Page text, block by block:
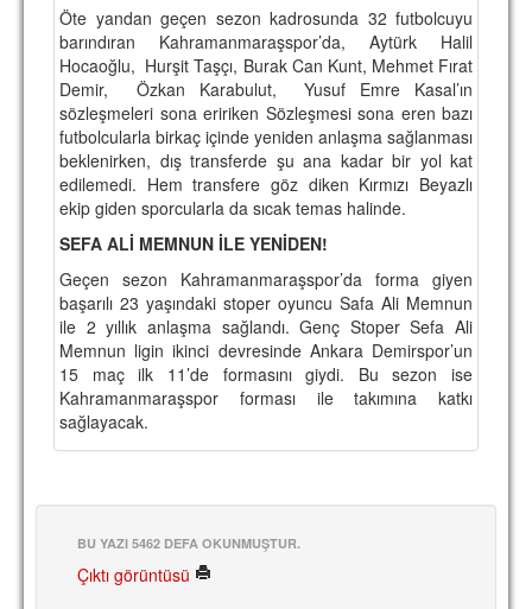
SPONSORLAR
TARİHÇE
TARİHİ BAŞARILAR
BASINDAN
KUPA MAÇLARI
ESKi BAŞKANLAR
ESKİ HOCALAR
HAKKIMIZDA
MİSYON
HAKKIMIZDA
REKLAM YAYINI
Öte yandan geçen sezon kadrosunda 32 futbolcuyu
barındıran Kahramanmaraşspor’da, Aytürk Halil
Hocaoğlu, Hurşit Taşçı, Burak Can Kunt, Mehmet Fırat
Demir, Özkan Karabulut, Yusuf Emre Kasal’ın
sözleşmeleri sona eririken Sözleşmesi sona eren bazı
futbolcularla birkaç içinde yeniden anlaşma sağlanması
beklenirken, dış transferde şu ana kadar bir yol kat
edilemedi. Hem transfere göz diken Kırmızı Beyazlı
ekip giden sporcularla da sıcak temas halinde.
SEFA ALİ MEMNUN İLE YENİDEN!
Geçen sezon Kahramanmaraşspor’da forma giyen
başarılı 23 yaşındaki stoper oyuncu Safa Ali Memnun
ile 2 yıllık anlaşma sağlandı. Genç Stoper Sefa Ali
Memnun ligin ikinci devresinde Ankara Demirspor’un
15 maç ilk 11’de formasını giydi. Bu sezon ise
Kahramanmaraşspor forması ile takımına katkı
sağlayacak.
BU YAZI 5462 DEFA OKUNMUŞTUR.
Çıktı görüntüsü